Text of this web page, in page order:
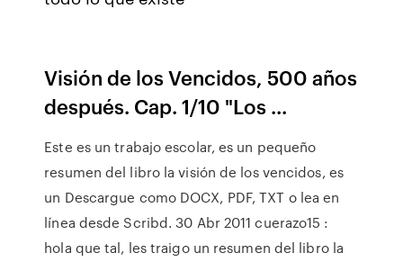
Visión de los Vencidos, 500 años
después. Cap. 1/10 "Los ...
Este es un trabajo escolar, es un pequeño
resumen del libro la visión de los vencidos, es
un Descargue como DOCX, PDF, TXT o lea en
línea desde Scribd. 30 Abr 2011 cuerazo15 :
hola que tal, les traigo un resumen del libro la